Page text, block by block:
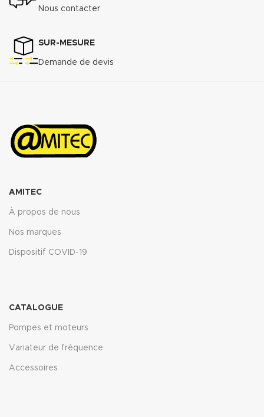
Nous contacter
SUR-MESURE
Demande de devis
AMITEC
À propos de nous
Nos marques
Dispositif COVID-19
CATALOGUE
Pompes et moteurs
Variateur de fréquence
Accessoires